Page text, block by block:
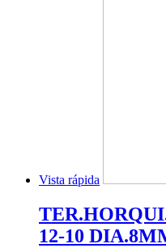
Vista rápida
12-10